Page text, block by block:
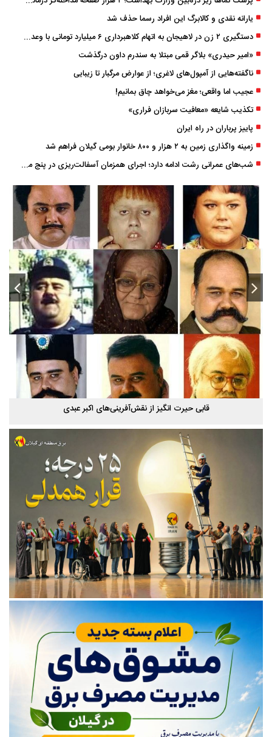
یارانه نقدی و کالابرگ این افراد رسما حذف شد
دستگیری ۲ زن در لاهیجان به اتهام کلاهبرداری ۶ میلیارد تومانی با وعده وام
«امیر حیدری» بلاگر قمی مبتلا به سندرم داون درگذشت
ناگفته‌هایی از آمپول‌های لاغری؛ از عوارض مرگبار تا زیبایی
عجیب اما واقعی؛ مغز می‌خواهد چاق بمانیم!
تکذیب شایعه «معافیت سربازان فراری»
پاییز پرباران در راه ایران
زمینه واگذاری زمین به ۲ هزار و ۸۰۰ خانوار بومی گیلان فراهم شد
شب‌های عمرانی رشت ادامه دارد؛ اجرای همزمان آسفالت‌ریزی در پنج منطقه شهری
استخر پاشوران سیاهکل